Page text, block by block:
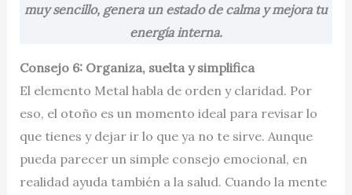
muy sencillo, genera un estado de calma y mejora tu
energía interna.
Consejo 6: Organiza, suelta y simplifica
El elemento Metal habla de orden y claridad. Por
eso, el otoño es un momento ideal para revisar lo
que tienes y dejar ir lo que ya no te sirve. Aunque
pueda parecer un simple consejo emocional, en
realidad ayuda también a la salud. Cuando la mente